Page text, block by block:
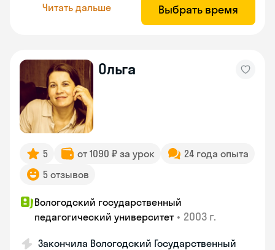
Читать дальше Выбрать время
Ольга
5 от 1090 ₽ за урок
24 года опыта
5 отзывов
Вологодский государственный
педагогический университет • 2003 г.
Закончила Вологодский Государственный